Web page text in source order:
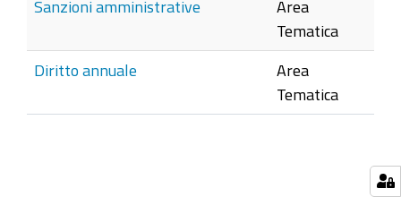
Sanzioni amministrative
Area
Tematica
Diritto annuale
Area
Tematica